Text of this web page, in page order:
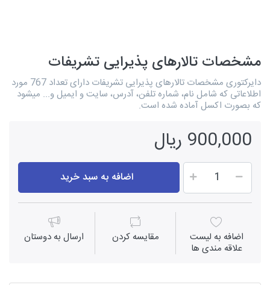
مشخصات تالارهای پذیرایی تشریفات
دایرکتوری مشخصات تالارهای پذیرایی تشریفات دارای تعداد 767 مورد
اطلاعاتی که شامل نام، شماره تلفن، آدرس، سایت و ایمیل و... میشود
که بصورت اکسل آماده شده است.
900,000 ریال
اضافه به سبد خرید
اضافه به لیست
علاقه مندی ها
مقايسه كردن ارسال به دوستان